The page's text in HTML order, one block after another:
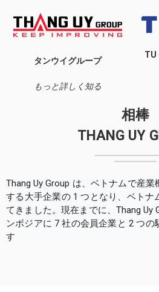
タンウイグループ
もっと詳しく知る
TU
相棒
THANG UY
Thang Uy Group は、ベトナムで産
する大手企業の 1 つとなり、ベトナ
てきました。現在までに、Thang Uy
ンボジアに 7 社の会員企業と 2 つの
す